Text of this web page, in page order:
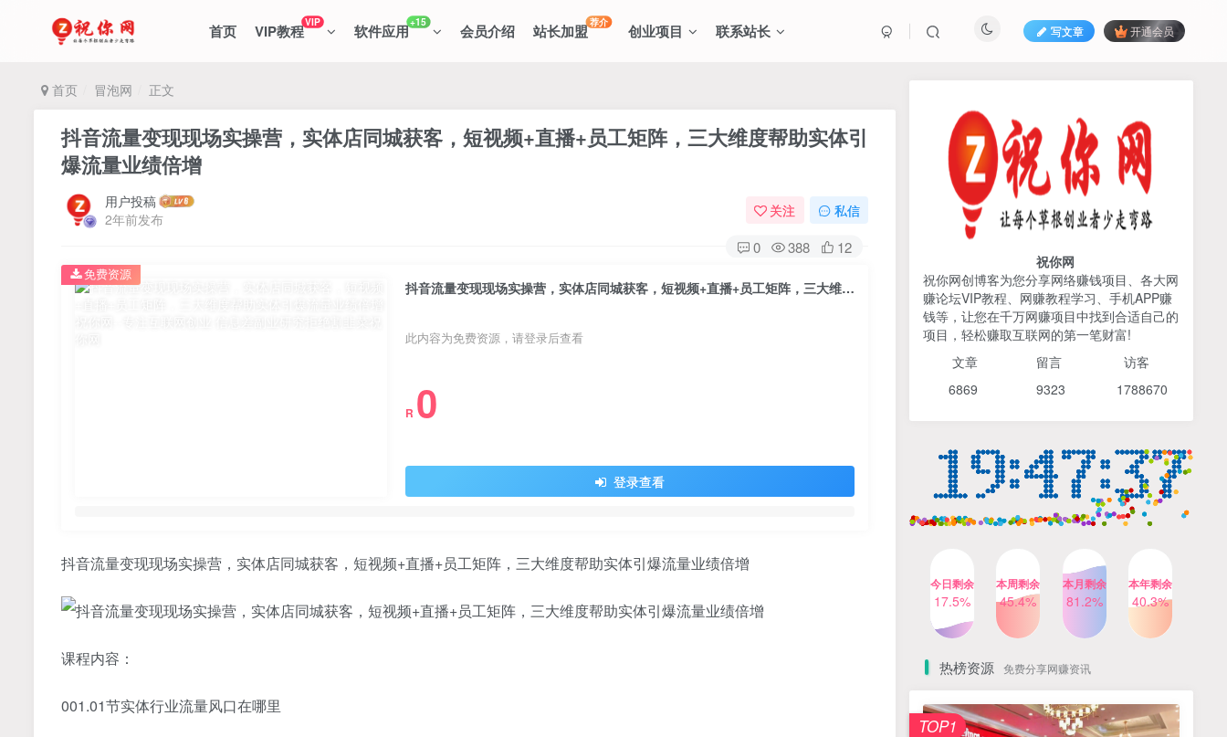
首页 VIP教程VIP 软件应用+15 会员介绍 站长加盟荐介 创业项目 联系站长 写文章 开通会员
首页 冒泡网 正文
抖音流量变现现场实操营，实体店同城获客，短视频+直播+员工矩阵，三大维度帮助实体引
爆流量业绩倍增
用户投稿
2年前发布
关注 私信
0 388 12
抖音流量变现现场实操营，实体店同城获客，短视频+直播+员工矩阵，三大维度帮助实体引爆流量业绩倍增
此内容为免费资源，请登录后查看
R 0
登录查看
免费资源
抖音流量变现现场实操营，实体店同城获客，短视频+直播+员工矩阵，三大维度帮助实体引爆流量业绩倍增
课程内容：
001.01节实体行业流量风口在哪里
425人已阅读
2026姜胡说流量&商业设计，把流量转化
为留量，设计自己的商业模...
TOP1
AI编程出海实战课：10分钟
速建AI网站+支付登陆对接，
掌握出海全流程
6个月前 425人已阅读
TOP2
货，以混剪为主，不需要真
小红书笔记带货课，流量电
商新机会，抓住小红书的流
量红利(更新26年2月)
5个月前 419人已阅读
TOP4
AI商业编程智能体开发课：
TOP5
公众号流量主之星座盘点赛
道，起号快+流量稳，流程简
单，适合新手操作
3个月前 416人已阅读
TOP6
祝你网
祝你网创博客为您分享网络赚钱项目、各大网
赚论坛VIP教程、网赚教程学习、手机APP赚
钱等，让您在千万网赚项目中找到合适自己的
项目，轻松赚取互联网的第一笔财富!
文章 留言 访客
6869 9323 1788670
今日剩余
17.5%
本周剩余
45.4%
本月剩余
81.2%
本年剩余
40.3%
热榜资源 免费分享网赚资讯
TOP1